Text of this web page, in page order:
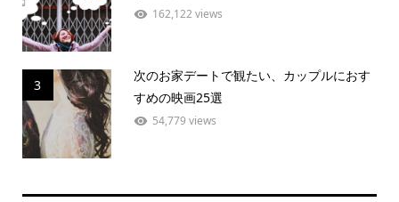
162,122 views
3
次のお家デートで観たい、カップルにおす
すめの映画25選
54,779 views